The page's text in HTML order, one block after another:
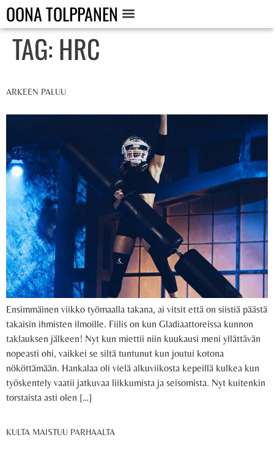
OONA TOLPPANEN
TAG: HRC
ARKEEN PALUU
Ensimmäinen viikko työmaalla takana, ai vitsit että on siistiä päästä
takaisin ihmisten ilmoille. Fiilis on kun Gladiaattoreissa kunnon
taklauksen jälkeen! Nyt kun miettii niin kuukausi meni yllättävän
nopeasti ohi, vaikkei se siltä tuntunut kun joutui kotona
nököttämään. Hankalaa oli vielä alkuviikosta kepeillä kulkea kun
työskentely vaatii jatkuvaa liikkumista ja seisomista. Nyt kuitenkin
torstaista asti olen […]
KULTA MAISTUU PARHAALTA